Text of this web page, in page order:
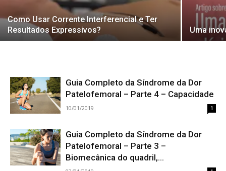
Como Usar Corrente Interferencial e Ter
Resultados Expressivos?
Uma
Guia Completo da Síndrome da Dor
Patelofemoral – Parte 4 – Capacidade
10/01/2019 1
Guia Completo da Síndrome da Dor
Patelofemoral – Parte 3 –
Biomecânica do quadril,...